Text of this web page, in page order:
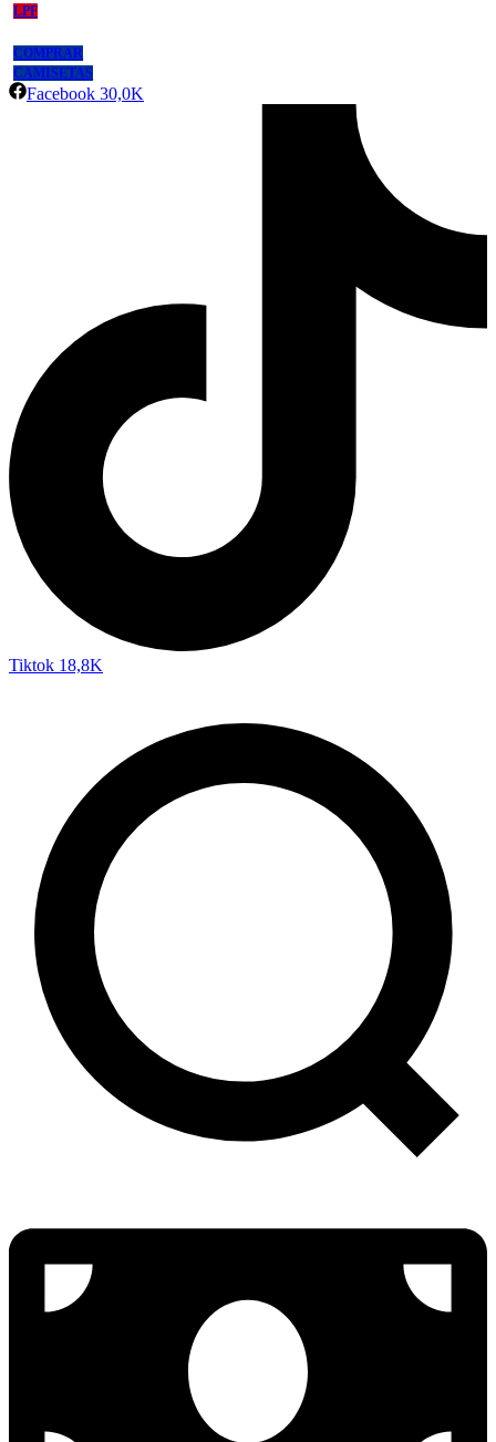
LPF
COMPRAR
CAMISETAS
Facebook 30,0K
Tiktok 18,8K